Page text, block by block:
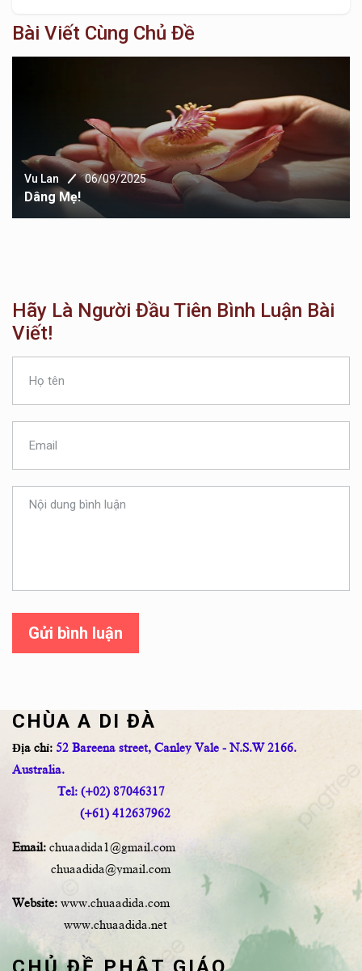
Bài Viết Cùng Chủ Đề
Vu Lan 06/09/2025
Dâng Mẹ!
Hãy Là Người Đầu Tiên Bình Luận Bài
Viết!
Gửi bình luận
CHÙA A DI ĐÀ
Địa chỉ: 52 Bareena street, Canley Vale - N.S.W 2166.
Australia.
Tel: (+02) 87046317
(+61) 412637962
Email: chuaadida1@gmail.com
chuaadida@ymail.com
Website: www.chuaadida.com
www.chuaadida.net